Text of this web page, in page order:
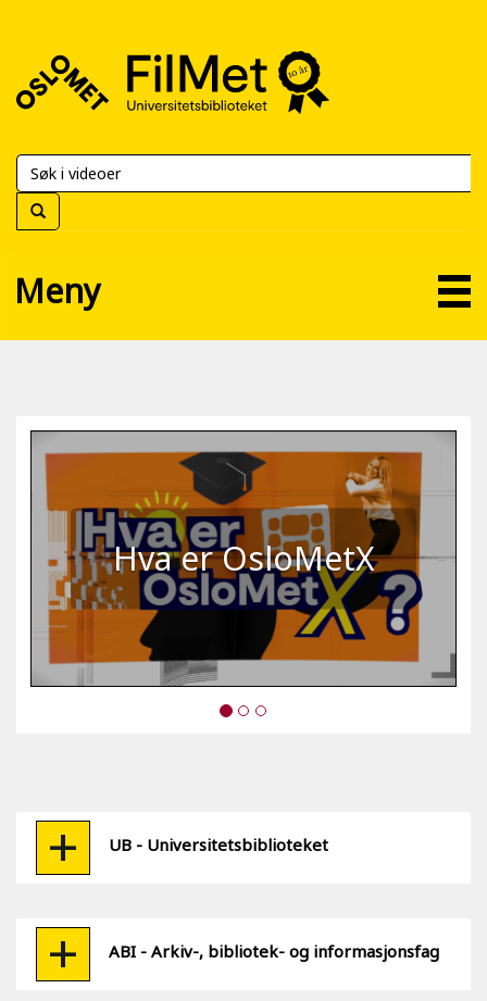
FilMet
Universitetsbiblioteket
Meny
Hva er OsloMetX
UB - Universitetsbiblioteket
ABI - Arkiv-, bibliotek- og informasjonsfag